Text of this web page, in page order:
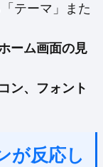
テーマ」また
ーム画面の見
ン、フォント
が反応し